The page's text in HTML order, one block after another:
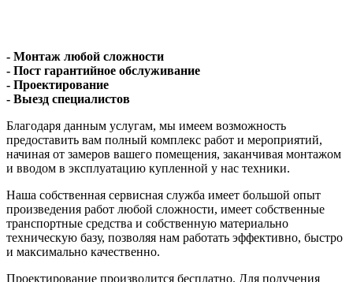
- Монтаж любой сложности
- Пост гарантийное обслуживание
- Проектирование
- Выезд специалистов
Благодаря данным услугам, мы имеем возможность
предоставить вам полный комплекс работ и мероприятий,
начиная от замеров вашего помещения, заканчивая монтажом
и вводом в эксплуатацию купленной у нас техники.
Наша собственная сервисная служба имеет большой опыт
произведения работ любой сложности, имеет собственные
транспортные средства и собственную материально
техническую базу, позволяя нам работать эффективно, быстро
и максимально качественно.
Проектирование производится бесплатно. Для получения